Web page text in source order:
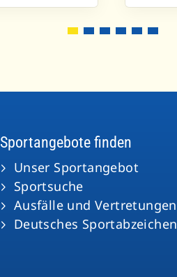
Sportangebote finden
Unser Sportangebot
Sportsuche
Ausfälle und Vertretungen
Deutsches Sportabzeichen